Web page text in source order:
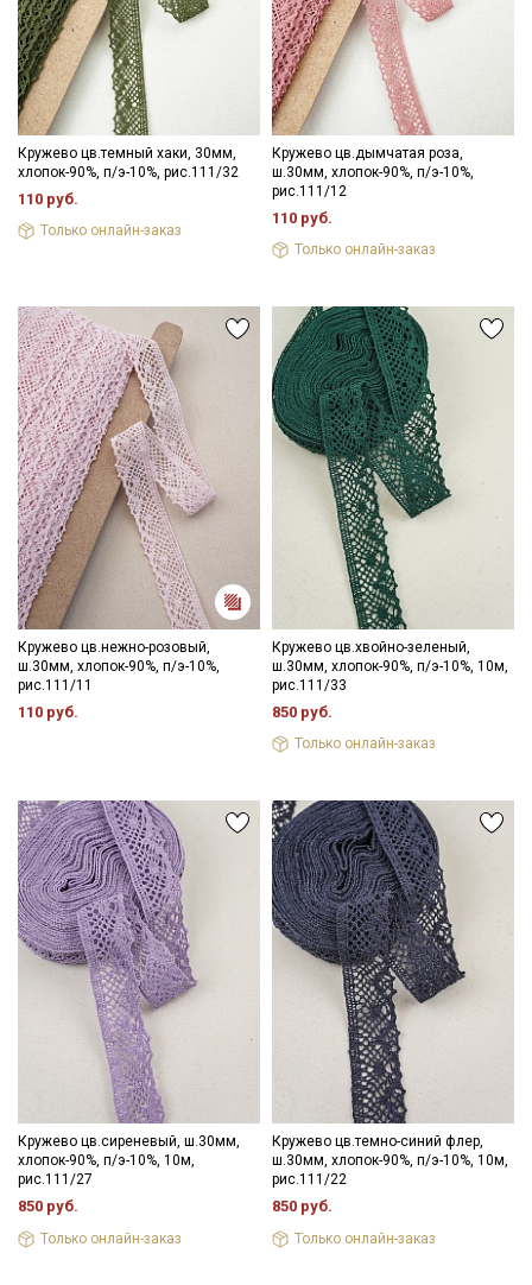
Кружево цв.темный хаки, 30мм,
хлопок-90%, п/э-10%, рис.111/32
110 руб.
Только онлайн-заказ
Кружево цв.дымчатая роза,
ш.30мм, хлопок-90%, п/э-10%,
рис.111/12
110 руб.
Только онлайн-заказ
Кружево цв.нежно-розовый,
ш.30мм, хлопок-90%, п/э-10%,
рис.111/11
110 руб.
Кружево цв.хвойно-зеленый,
ш.30мм, хлопок-90%, п/э-10%, 10м,
рис.111/33
850 руб.
Только онлайн-заказ
Кружево цв.сиреневый, ш.30мм,
хлопок-90%, п/э-10%, 10м,
рис.111/27
850 руб.
Только онлайн-заказ
Кружево цв.темно-синий флер,
ш.30мм, хлопок-90%, п/э-10%, 10м,
рис.111/22
850 руб.
Только онлайн-заказ
Секретная рассылка от Купава
Мы публикуем здесь дополнительные
промокоды и скидки до 30% на узкие
категории тканей
Подписаться
Ознакомлен(а) сПолитикой обработки персональных
данныхи даюСогласие на обработку персональных
данных
ДаюСогласие на получение рекламных и
информационных рассылок